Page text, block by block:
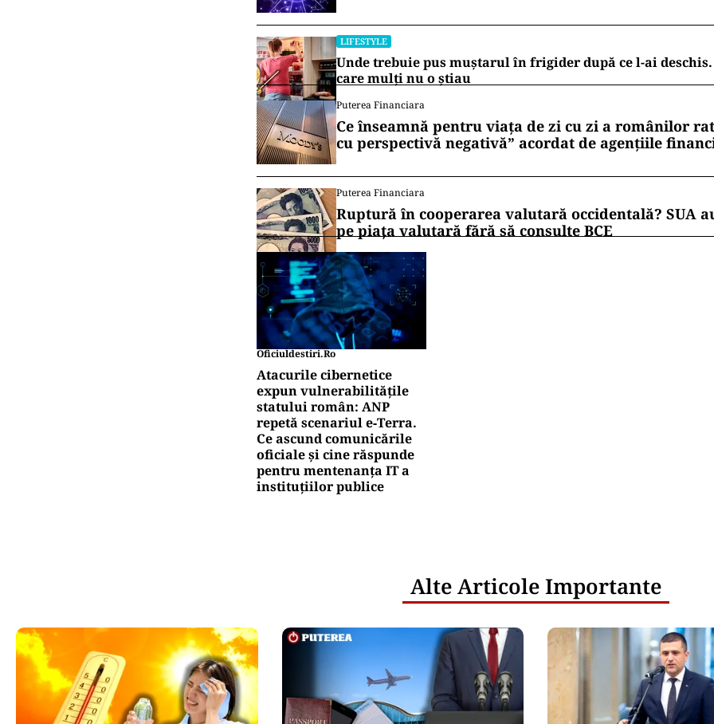
LIFESTYLE
Unde trebuie pus muștarul în frigider după ce l-ai deschis.
care mulți nu o știau
Puterea Financiara
Ce înseamnă pentru viața de zi cu zi a românilor
cu perspectivă negativă” acordat de agențiile
Puterea Financiara
Ruptură în cooperarea valutară occidentală? SUA
pe piața valutară fără să consulte BCE
Oficiuldestiri.ro
Atacurile cibernetice
expun vulnerabilitățile
statului român: ANP
repetă scenariul e‑Terra.
Ce ascund comunicările
oficiale și cine răspunde
pentru mentenanța IT a
instituțiilor publice
Alte Articole Importante